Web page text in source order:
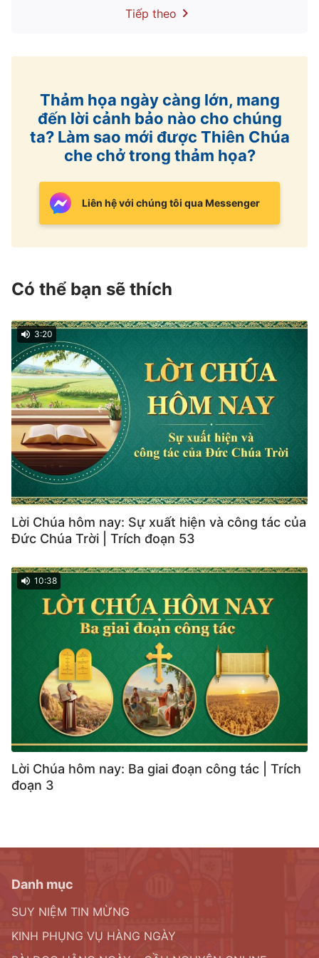
một người như thế chưa bao giờ tin vào Ngài,
hữu thể thọ tạo đích thực.
– Lời tựa, Lời, Quyển 2 – Về việc biết Đức Chúa Trời
Tiếp theo
Thảm họa ngày càng lớn, mang
đến lời cảnh bảo nào cho chúng
ta? Làm sao mới được Thiên Chúa
che chở trong thảm họa?
Liên hệ với chúng tôi qua Messenger
Có thể bạn sẽ thích
3:20
Lời Chúa hôm nay: Sự xuất hiện và công tác của
Đức Chúa Trời | Trích đoạn 53
10:38
Lời Chúa hôm nay: Ba giai đoạn công tác | Trích
đoạn 3
Danh mục
SUY NIỆM TIN MỪNG
KINH PHỤNG VỤ HÀNG NGÀY